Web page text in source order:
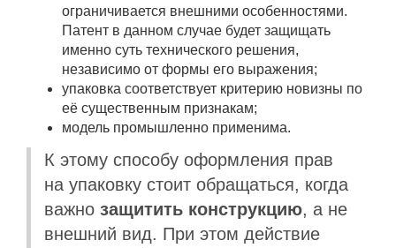
ограничивается внешними особенностями.
Патент в данном случае будет защищать
именно суть технического решения,
независимо от формы его выражения;
упаковка соответствует критерию новизны по
её существенным признакам;
модель промышленно применима.
К этому способу оформления прав
на упаковку стоит обращаться, когда
важно защитить конструкцию, а не
внешний вид. При этом действие